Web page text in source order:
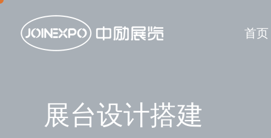
首页
展台设计搭建